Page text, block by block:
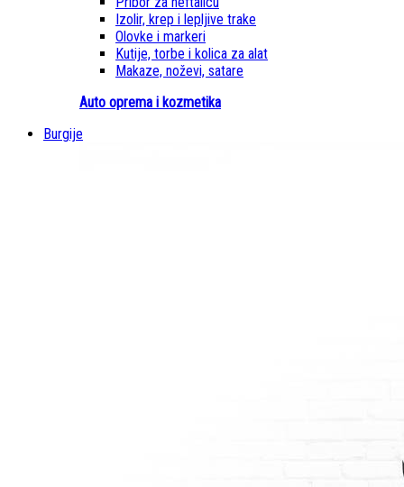
Izolir, krep i lepljive trake
Olovke i markeri
Kutije, torbe i kolica za alat
Makaze, noževi, satare
Auto oprema i kozmetika
Burgije